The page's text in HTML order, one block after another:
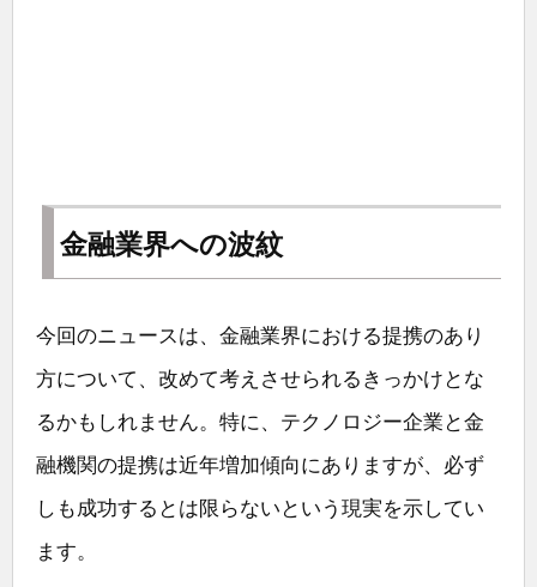
金融業界への波紋
今回のニュースは、金融業界における提携のあり
方について、改めて考えさせられるきっかけとな
るかもしれません。特に、テクノロジー企業と金
融機関の提携は近年増加傾向にありますが、必ず
しも成功するとは限らないという現実を示してい
ます。